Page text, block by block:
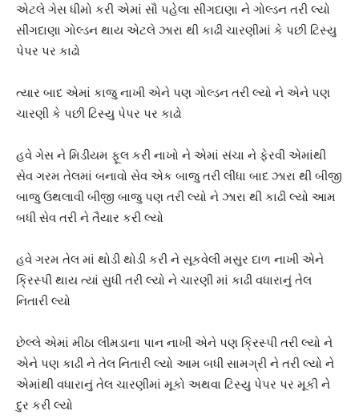
એટલે ગેસ ધીમો કરી એમાં સૌ પહેલા સીંગદાણા ને ગોલ્ડન તરી લ્યો
સીંગદાણા ગોલ્ડન થાય એટલે ઝારા થી કાઢી ચારણીમાં કે પછી ટિસ્યુ
પેપર પર કાઢો
ત્યાર બાદ એમાં કાજુ નાખી એને પણ ગોલ્ડન તરી લ્યો ને એને પણ
ચારણી કે પછી ટિસ્યુ પેપર પર કાઢો
હવે ગેસ ને મિડીયમ ફૂલ કરી નાખો ને એમાં સંચા ને ફેરવી એમાંથી
સેવ ગરમ તેલમાં બનાવો સેવ એક બાજુ તરી લીધા બાદ ઝારા થી બીજી
બાજુ ઉથલાવી બીજી બાજુ પણ તરી લ્યો ને ઝારા થી કાઢી લ્યો આમ
બધી સેવ તરી ને તૈયાર કરી લ્યો
હવે ગરમ તેલ માં થોડી થોડી કરી ને સૂકવેલી મસુર દાળ નાખી એને
ક્રિસ્પી થાય ત્યાં સુધી તરી લ્યો ને ચારણી માં કાઢી વધારાનું તેલ
નિતારી લ્યો
છેલ્લે એમાં મીઠા લીમડાના પાન નાખી એને પણ ક્રિસ્પી તરી લ્યો ને
એને પણ કાઢી ને તેલ નિતારી લ્યો આમ બધી સામગ્રી ને તરી લ્યો ને
એમાંથી વધારાનું તેલ ચારણીમાં મૂકો અથવા ટિસ્યુ પેપર પર મૂકી ને
દુર કરી લ્યો